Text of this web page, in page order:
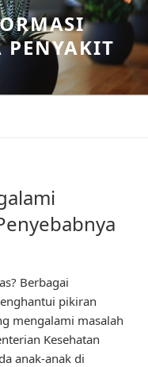
PENYAKIT
Berbagai
pikiran
mengalami masalah
Kesehatan
anak-anak di